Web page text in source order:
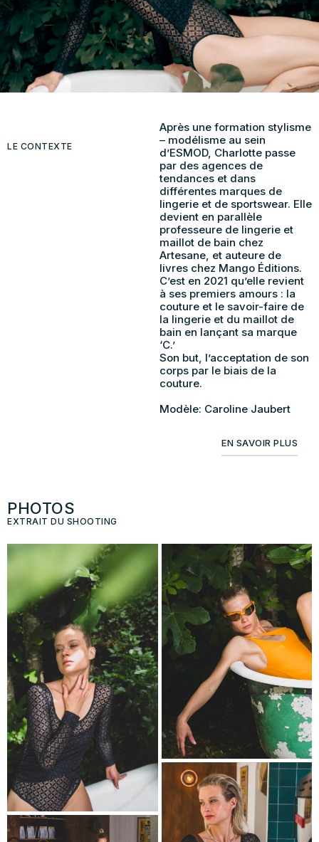
LE CONTEXTE
Après une formation stylisme
– modélisme au sein
d’ESMOD, Charlotte passe
par des agences de
tendances et dans
différentes marques de
lingerie et de sportswear. Elle
devient en parallèle
professeure de lingerie et
maillot de bain chez
Artesane, et auteure de
livres chez Mango Éditions.
C’est en 2021 qu’elle revient
à ses premiers amours : la
couture et le savoir-faire de
la lingerie et du maillot de
bain en lançant sa marque
‘C.’
Son but, l’acceptation de son
corps par le biais de la
couture.
Modèle: Caroline Jaubert
EN SAVOIR PLUS
PHOTOS
EXTRAIT DU SHOOTING